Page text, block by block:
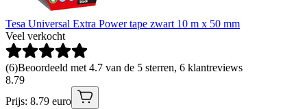
Tesa Universal Extra Power tape zwart 10 m x 50 mm
Veel verkocht
(6)Beoordeeld met 4.7 van de 5 sterren, 6 klantreviews
8.79
Prijs: 8.79 euro